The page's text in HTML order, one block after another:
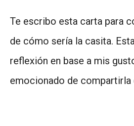
Te escribo esta carta para
de cómo sería la casita.
reflexión en base a mis
emocionado de compartirla